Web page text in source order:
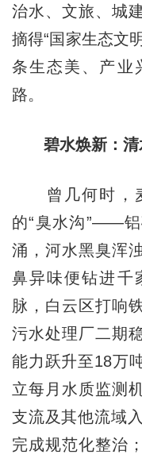
治水、文旅、城
摘得“国家生态文
条生态美、产业
路。
碧水焕新：清
曾几何时，麦
的“臭水沟”——
涌，河水黑臭浑
鼻异味便钻进千
脉，白云区打响
污水处理厂二期
能力跃升至18万
立每月水质监测
支流及其他流域
完成规范化整治